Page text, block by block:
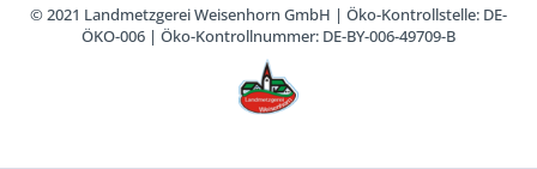
© 2021 Landmetzgerei Weisenhorn GmbH | Öko-Kontrollstelle: DE-
ÖKO-006 | Öko-Kontrollnummer: DE-BY-006-49709-B